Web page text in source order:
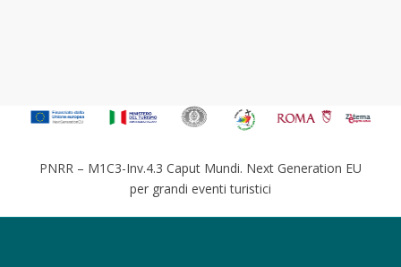
PNRR – M1C3-Inv.4.3 Caput Mundi. Next Generation EU
per grandi eventi turistici